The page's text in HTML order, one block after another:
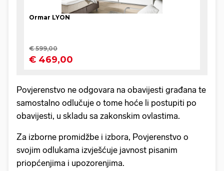
Povjerenstvo ne odgovara na obavijesti građana te
samostalno odlučuje o tome hoće li postupiti po
obavijesti, u skladu sa zakonskim ovlastima.
Za izborne promidžbe i izbora, Povjerenstvo o
svojim odlukama izvješćuje javnost pisanim
priopćenjima i upozorenjima.